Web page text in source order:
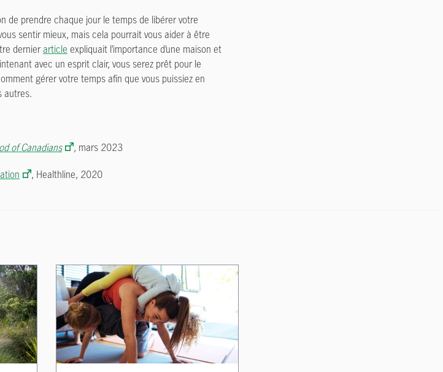
de prendre chaque jour le temps de libérer votre
sentir mieux, mais cela pourrait vous aider à être
dernierarticle expliquait l’importance d’une maison et
avec un esprit clair, vous serez prêt pour le
gérer votre temps afin que vous puissiez en
autres.
of Canadians , mars 2023
, Healthline, 2020